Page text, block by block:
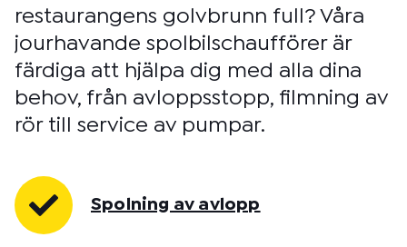
restaurangens golvbrunn full? Våra
jourhavande spolbilschaufförer är
färdiga att hjälpa dig med alla dina
behov, från avloppsstopp, filmning av
rör till service av pumpar.
Spolning av avlopp